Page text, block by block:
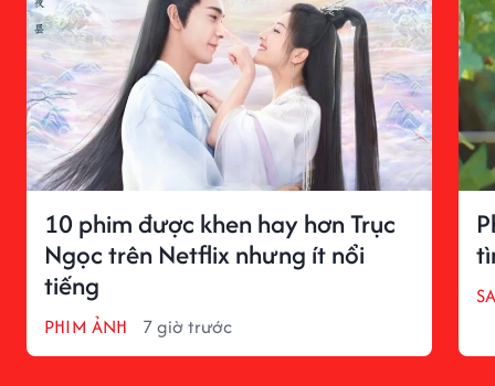
10 phim được khen hay hơn Trục
Ngọc trên Netflix nhưng ít nổi
tiếng
PHIM ẢNH 7 giờ trước